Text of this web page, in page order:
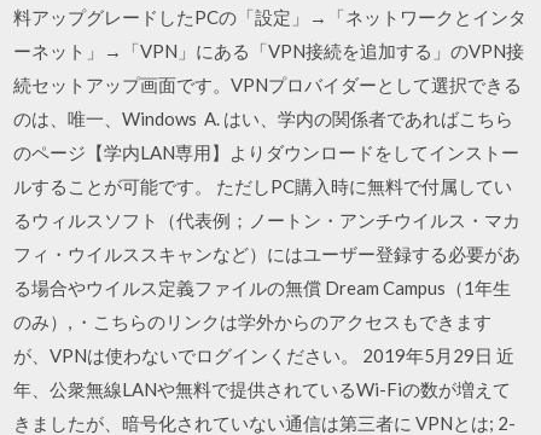
料アップグレードしたPCの「設定」→「ネットワークとインタ
ーネット」→「VPN」にある「VPN接続を追加する」のVPN接
続セットアップ画面です。VPNプロバイダーとして選択できる
のは、唯一、Windows A. はい、学内の関係者であればこちら
のページ【学内LAN専用】よりダウンロードをしてインストー
ルすることが可能です。 ただしPC購入時に無料で付属してい
るウィルスソフト（代表例；ノートン・アンチウイルス・マカ
フィ・ウイルススキャンなど）にはユーザー登録する必要があ
る場合やウイルス定義ファイルの無償 Dream Campus（1年生
のみ）, ・こちらのリンクは学外からのアクセスもできます
が、VPNは使わないでログインください。 2019年5月29日 近
年、公衆無線LANや無料で提供されているWi-Fiの数が増えて
きましたが、暗号化されていない通信は第三者に VPNとは; 2-